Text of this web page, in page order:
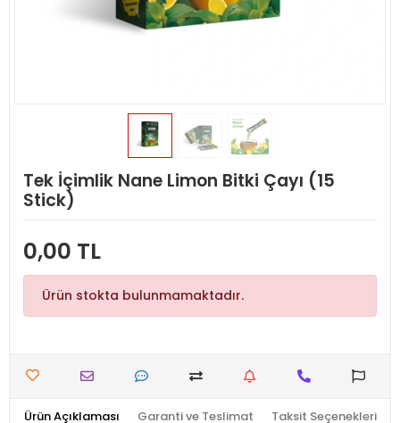
Tek İçimlik Nane Limon Bitki Çayı (15
Stick)
0,00 TL
Ürün stokta bulunmamaktadır.
Ürün Açıklaması Garanti ve Teslimat Taksit Seçenekleri